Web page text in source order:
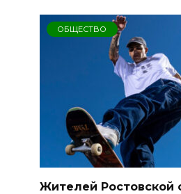
ОБЩЕСТВО
Жителей Ростовской